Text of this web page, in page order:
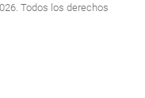
Todos los derechos